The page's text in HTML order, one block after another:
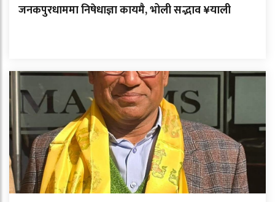
जनकपुरधाममा निषेधाज्ञा कायमै, भोली सद्भाव ¥याली